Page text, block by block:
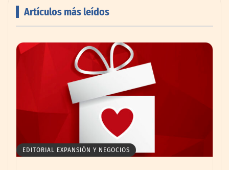
la compra de boletos con una experiencia
de pago rápida y segura
Artículos más leídos
EDITORIAL EXPANSIÓN Y NEGOCIOS